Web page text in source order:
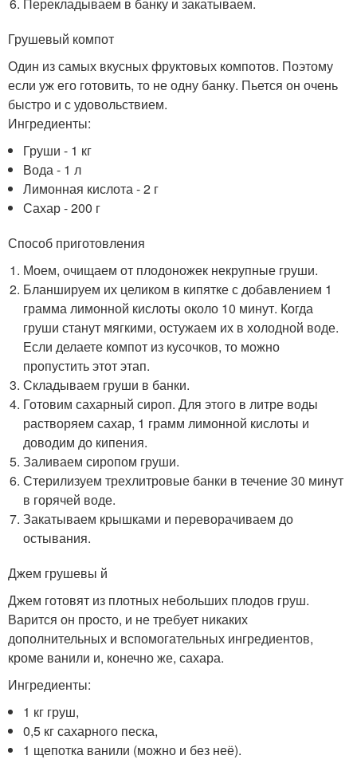
Перекладываем в банку и закатываем.
Грушевый компот
Один из самых вкусных фруктовых компотов. Поэтому
если уж его готовить, то не одну банку. Пьется он очень
быстро и с удовольствием.
Ингредиенты:
Груши - 1 кг
Вода - 1 л
Лимонная кислота - 2 г
Сахар - 200 г
Способ приготовления
Моем, очищаем от плодоножек некрупные груши.
Бланшируем их целиком в кипятке с добавлением 1
грамма лимонной кислоты около 10 минут. Когда
груши станут мягкими, остужаем их в холодной воде.
Если делаете компот из кусочков, то можно
пропустить этот этап.
Складываем груши в банки.
Готовим сахарный сироп. Для этого в литре воды
растворяем сахар, 1 грамм лимонной кислоты и
доводим до кипения.
Заливаем сиропом груши.
Стерилизуем трехлитровые банки в течение 30 минут
в горячей воде.
Закатываем крышками и переворачиваем до
остывания.
Джем грушевы й
Джем готовят из плотных небольших плодов груш.
Варится он просто, и не требует никаких
дополнительных и вспомогательных ингредиентов,
кроме ванили и, конечно же, сахара.
Ингредиенты:
1 кг груш,
0,5 кг сахарного песка,
1 щепотка ванили (можно и без неё).